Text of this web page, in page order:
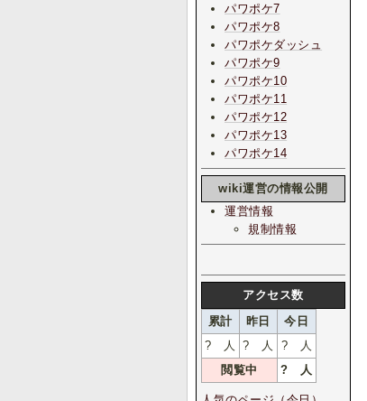
パワポケ7
パワポケ8
パワポケダッシュ
パワポケ9
パワポケ10
パワポケ11
パワポケ12
パワポケ13
パワポケ14
wiki運営の情報公開
運営情報
規制情報
アクセス数
累計
昨日
今日
? 人 ? 人 ? 人
閲覧中
? 人